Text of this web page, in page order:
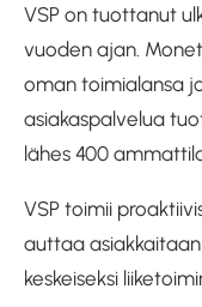
VSP on tuottanut
vuoden ajan.
oman toimialansa
asiakaspalvelua
lähes 400
VSP toimii
auttaa
keskeiseksi